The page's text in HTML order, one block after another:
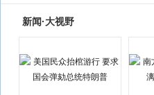
新闻·大视野